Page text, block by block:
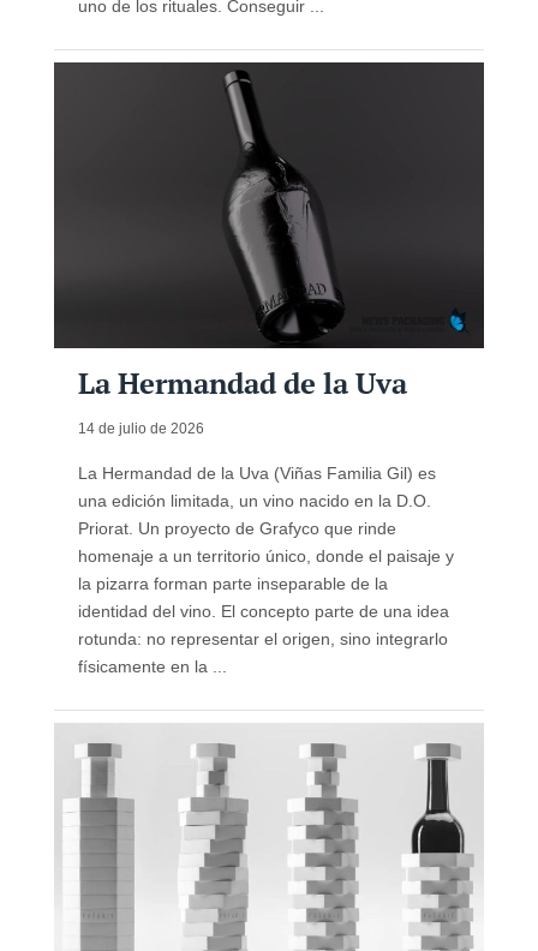
uno de los rituales. Conseguir ...
La Hermandad de la Uva
14 de julio de 2026
La Hermandad de la Uva (Viñas Familia Gil) es
una edición limitada, un vino nacido en la D.O.
Priorat. Un proyecto de Grafyco que rinde
homenaje a un territorio único, donde el paisaje y
la pizarra forman parte inseparable de la
identidad del vino. El concepto parte de una idea
rotunda: no representar el origen, sino integrarlo
físicamente en la ...